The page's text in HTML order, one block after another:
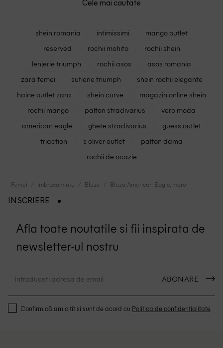
Cele mai cautate
shein romania intimissimi
mango outlet
reserved
rochii mohito
rochii shein
lenjerie triumph
rochii asos
asos romania
zara femei
sutiene triumph
shein rochii elegante
haine outlet zara
shein curve
magazin online shein
rochii mango
palton stradivarius
vero moda
american eagle
ghete stradivarius
guess outlet
triaction
s oliver outlet
palton dama
rochii de ocazie
Femei Imbracaminte Bluze Bluza American Eagle, maro
INSCRIERE
Afla toate noutatile si fii inspirata de
newsletter-ul nostru
ABONARE
Confirm că am citit și sunt de acord cu Politica de confidentialitate